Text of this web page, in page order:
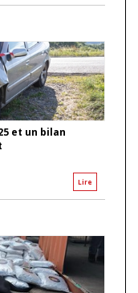
et un bilan
Lire